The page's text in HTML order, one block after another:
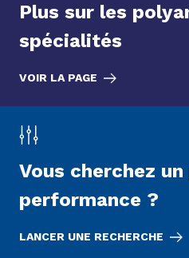
Plus sur les
spécialités
VOIR LA PAGE
Vous cherchez
performance ?
LANCER UNE RECHERCHE